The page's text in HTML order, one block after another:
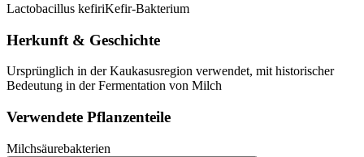
Lactobacillus kefiriKefir-Bakterium
Herkunft & Geschichte
Ursprünglich in der Kaukasusregion verwendet, mit historischer
Bedeutung in der Fermentation von Milch
Verwendete Pflanzenteile
Milchsäurebakterien